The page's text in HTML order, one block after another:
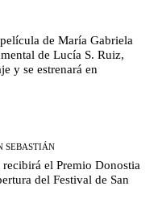
de María Gabriela
de Lucía S. Ruiz,
y se estrenará en
SEBASTIÁN
recibirá el Premio Donostia
del Festival de San